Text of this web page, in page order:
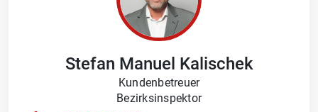
Stefan Manuel Kalischek
Kundenbetreuer
Bezirksinspektor